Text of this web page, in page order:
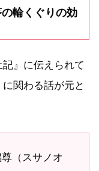
輪くぐりの効
』に伝えられて
関わる話が元と
（スサノオ